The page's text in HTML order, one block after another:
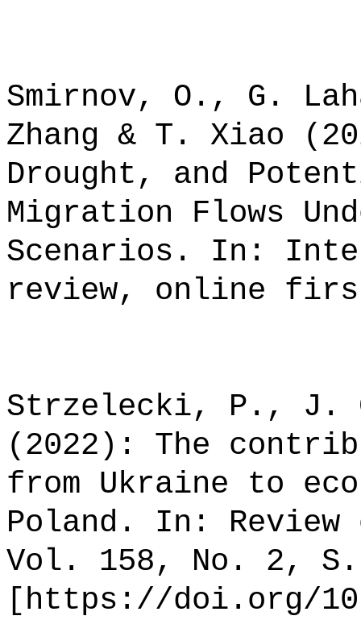
Smirnov, O., G.
Zhang & T. Xiao
Drought, and
Migration Flows
Scenarios. In:
review, online
Strzelecki, P., J.
(2022): The
from Ukraine to
Poland. In: Review
Vol. 158, No. 2, S.
[https://doi.org/